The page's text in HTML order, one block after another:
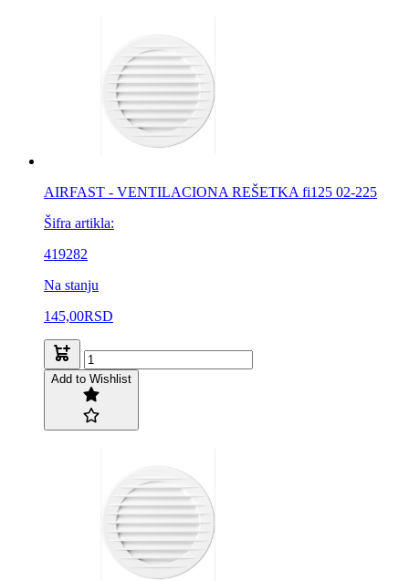
AIRFAST - VENTILACIONA REŠETKA fi125 02-225
Šifra artikla:
419282
Na stanju
145,00RSD
Add to Wishlist